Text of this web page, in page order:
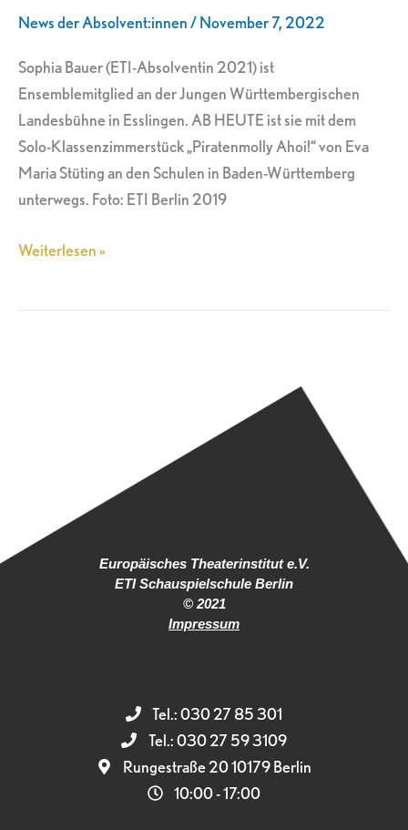
News der Absolvent:innen/November 7, 2022
Sophia Bauer (ETI-Absolventin 2021) ist
Ensemblemitglied an der Jungen Württembergischen
Landesbühne in Esslingen. AB HEUTE ist sie mit dem
Solo-Klassenzimmerstück „Piratenmolly Ahoi!“ von Eva
Maria Stüting an den Schulen in Baden-Württemberg
unterwegs. Foto: ETI Berlin 2019
Weiterlesen »
Europäisches Theaterinstitut e.V.
ETI Schauspielschule Berlin
© 2021
Impressum
Tel.: 030 27 85 301
Tel.: 030 27 59 3109
Rungestraße 20 10179 Berlin
10:00 - 17:00